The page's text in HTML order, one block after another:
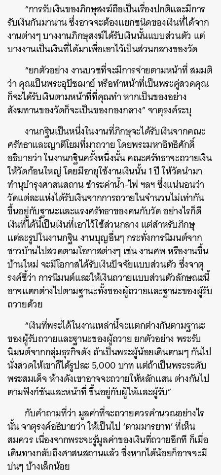
“การรับเงินของภิกษุสงฆ์ถือเป็นเรื่องปกติและมีการ
รับเงินกันมานาน ซึ่งอาจจะต้องแยกชนิดของเงินที่ได้จาก
งานต่างๆ บางงานภิกษุสงฆ์ได้รับเงินนั้นแบบส่วนตัว แต่
บางงานเป็นเงินที่ได้มาเพื่อเอาไว้เป็นส่วนกลางของวัด
“ยกตัวอย่าง งานบวชที่จะมีการจ่ายตามหน้าที่ สมมติ
ว่า คุณเป็นพระอุปัชฌาย์ หรือทำหน้าที่เป็นพระคู่สวดคุณ
ก็จะได้รับเงินตามหน้าที่ที่คุณทำ หากเป็นของอย่าง
สังฆทานของวัดก็จะเป็นของกองกลาง” จาตุรงค์ระบุ
งานกฐินเป็นหนึ่งในงานที่ภิกษุจะได้รับเงินจากคณะ
ศรัทธาและญาติโยมที่มาถวาย โดยพระมหาอิทธิศักดิ์
อธิบายว่า ในงานกฐินครั้งหนึ่งนั้น คณะศรัทธาจะถวายเงิน
ให้วัดก้อนใหญ่ โดยมีอายุใช้งานเงินนั้น 1 ปี ให้วัดนำมา
ทำนุบำรุงศาสนสถาน ชำระค่าน้ำ-ไฟ ฯลฯ ซึ่งแน่นอนว่า
วัดแต่ละแห่งได้รับเงินจากการถวายในจำนวนไม่เท่ากัน
ขึ้นอยู่กับฐานะและแรงศรัทธาของคนกับวัด อย่างไรก็ดี
เงินที่ได้นี้เป็นเงินที่เอาไว้ใช้ส่วนกลาง แต่สำหรับภิกษุ
แต่ละรูปในงานกฐิน งานบุญอื่นๆ กระทั่งการนิมนต์จาก
ชาวบ้านไปสวดตามโอกาสต่างๆ เช่น งานศพ หรืองานขึ้น
บ้านใหม่ จะมีโอกาสได้รับเงินปัจจัยแบบส่วนตัว ซึ่งจาตุ
รงค์ชี้ว่า การนิมนต์และให้เงินถวายแบบส่วนตัวลักษณะนี้
อาจแตกต่างไปตามฐานะทั้งของผู้ถวายและฐานะของผู้รับ
ถวายด้วย
“เงินที่พระได้ในงานเหล่านี้จะแตกต่างกันตามฐานะ
ของผู้รับถวายและฐานะของผู้ถวาย ยกตัวอย่าง พระรับ
นิมนต์จากกลุ่มธุรกิจดัง ถ้าเป็นพระผู้น้อยเดินตามๆ กันไป
นั่งสวดให้เขาก็ได้รูปละ 5,000 บาท แต่ถ้าเป็นพระระดับ
พระสมเด็จ ห้างดังเขาอาจจะถวายให้หลักแสน ต่างกันไป
ตามฟังก์ชันและหน้าที่ ขึ้นอยู่กับผู้ให้และผู้รับ”
กับคำถามที่ว่า มูลค่าที่จะถวายควรคำนวณอย่างไร
นั้น จาตุรงค์อธิบายว่า ให้เป็นไป ‘ตามมารยาท’ ที่เห็น
สมควร เนื่องจากพระจะรู้มูลค่าของเงินที่ถวายอีกที ก็เมื่อ
เดินทางกลับถึงศาสนสถานแล้ว ซึ่งหากได้น้อยก็อาจจะมี
บ่นๆ บ้างเล็กน้อย
ค้นหา
SHARE TWEET LINE EMAIL